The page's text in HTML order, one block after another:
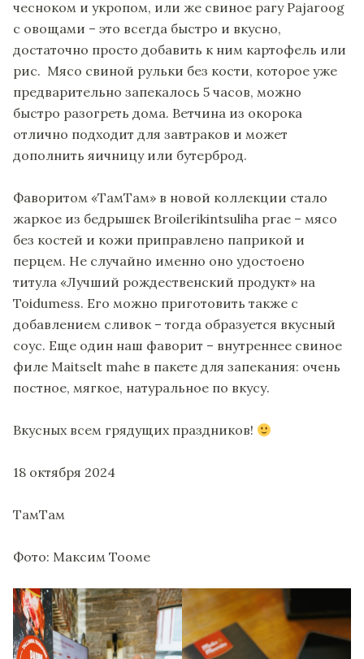
чесноком и укропом, или же свиное рагу Pajaroog
с овощами – это всегда быстро и вкусно,
достаточно просто добавить к ним картофель или
рис. Мясо свиной рульки без кости, которое уже
предварительно запекалось 5 часов, можно
быстро разогреть дома. Ветчина из окорока
отлично подходит для завтраков и может
дополнить яичницу или бутерброд.
Фаворитом «ТамТам» в новой коллекции стало
жаркое из бедрышек Broilerikintsuliha prae – мясо
без костей и кожи приправлено паприкой и
перцем. Не случайно именно оно удостоено
титула «Лучший рождественский продукт» на
Toidumess. Его можно приготовить также с
добавлением сливок – тогда образуется вкусный
соус. Еще один наш фаворит – внутреннее свиное
филе Maitselt mahe в пакете для запекания: очень
постное, мягкое, натуральное по вкусу.
Вкусных всем грядущих праздников!
18 октября 2024
ТамТам
Фото: Максим Тооме